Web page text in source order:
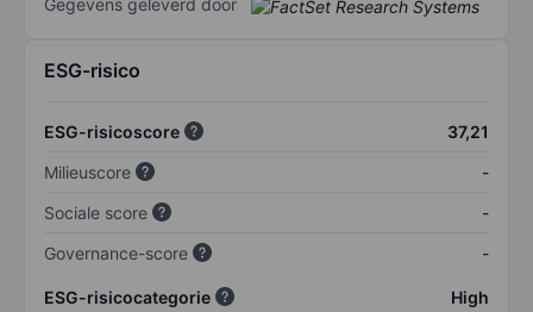
Gegevens geleverd door
ESG-risico
ESG-risicoscore
37,21
Milieuscore
-
Sociale score
-
Governance-score
-
ESG-risicocategorie High